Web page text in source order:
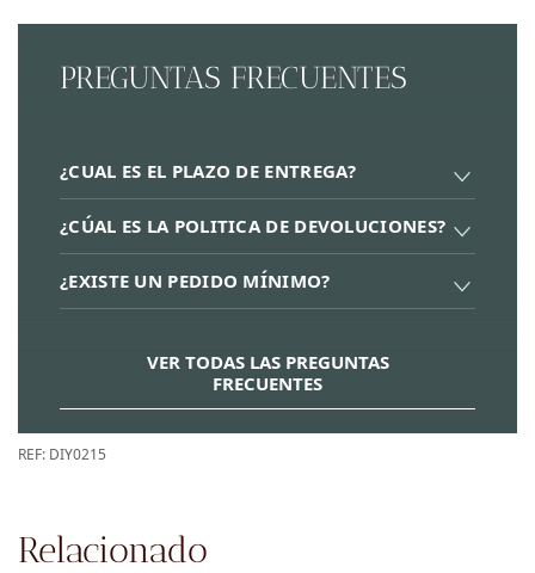
PREGUNTAS FRECUENTES
¿CUAL ES EL PLAZO DE ENTREGA?
¿CÚAL ES LA POLITICA DE DEVOLUCIONES?
¿EXISTE UN PEDIDO MÍNIMO?
VER TODAS LAS PREGUNTAS
FRECUENTES
REF: DIY0215
Relacionado